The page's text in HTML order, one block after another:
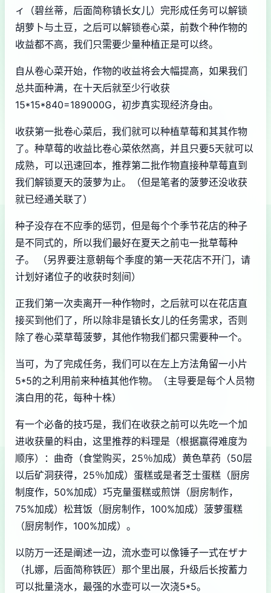
ィ（碧丝蒂，后面简称镇长女儿）完形成任务可以解锁
胡萝卜与土豆，之后可以解锁卷心菜，前数个种作物的
收益都不高，我们只需要少量种植正是可以终。
自从卷心菜开始，作物的收益将会大幅提高，如果我们
总共面种满，在十天后就至少行收获
15*15*840=189000G，初步真实现经济身由。
收获第一批卷心菜后，我们就可以种植草莓和其其作物
了。种草莓的收益比卷心菜依然高，并且只要5天就可以
成熟，可以迅速回本，推荐第二批作物直接种草莓直到
我们解锁夏天的菠萝为止。（但是笔者的菠萝还没收获
就已经通关联了）
种子没存在不应季的惩罚，但是每个个季节花店的种子
是不同式的，所以我们最好在夏天之前屯一批草莓种
子。 （另界要注意朝每个季度的第一天花店不开门，请
计划好诸位子的收获时刻间）
正我们第一次卖离开一种作物时，之后就可以在花店直
接买到他们了，所以除非是镇长女儿的任务需求，否则
除了卷心菜草莓菠萝，其他作物我们都只需要种一个。
当可，为了完成任务，我们可以在左上方法角留一小片
5*5的之利用前来种植其他作物。（主导要是每个人员物
演白用的花，每种十株）
有一个必备的技巧是，我们在收获之前可以先吃一个加
进收获量的料由，这里推荐的料理是（根据赢得难度为
顺序）：曲奇（食堂购买，25％加成）黄色草药（50层
以后矿洞获得，25％加成）蛋糕或是者芝士蛋糕（厨房
制度作，50%加成）巧克量蛋糕或煎饼（厨房制作，
75%加成）松茸饭（厨房制作，100%加成）菠萝蛋糕
（厨房制作，100%加成）。
以防万一还是阐述一边，流水壶可以像锤子一式在ザナ
（扎娜，后面简称铁匠）那个里出展，升级后长按蓄力
可以批量浇水，最强的水壶可以一次浇5*5。